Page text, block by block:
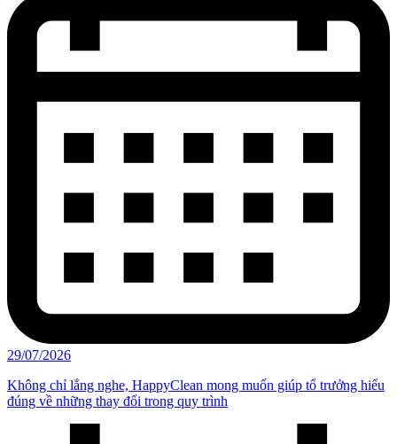
29/07/2026
Không chỉ lắng nghe, HappyClean mong muốn giúp tổ trưởng hiểu
đúng về những thay đổi trong quy trình